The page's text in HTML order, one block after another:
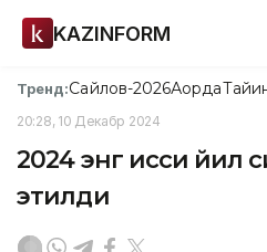
KAZINFORM
Тренд:Сайлов-2026Ақорда
20:28, 10 Декабр 2024
2024 энг иссиқ йил
этилди